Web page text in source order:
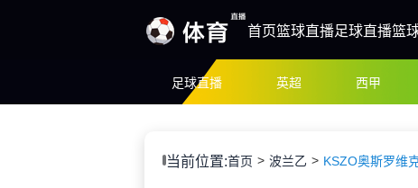
首页篮球直播足球直播篮
足球直播 英超 西甲
当前位置:首页 波兰乙 KSZO奥斯罗维